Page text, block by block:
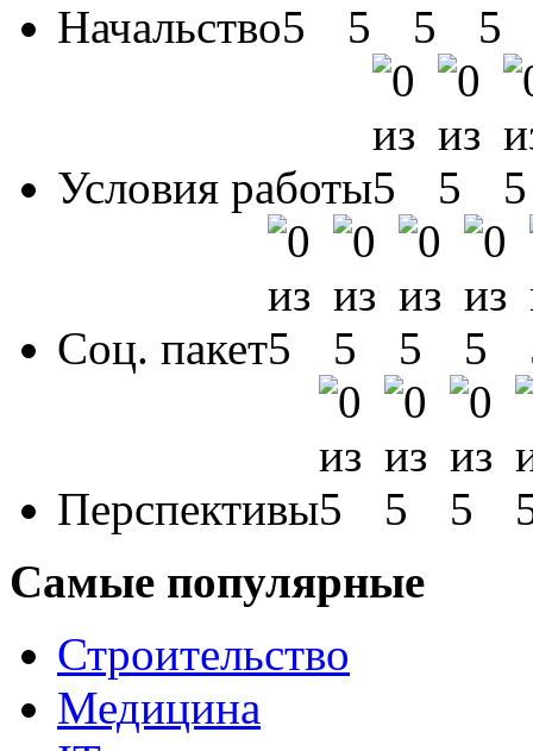
Начальство
Условия работы
Соц. пакет
Перспективы
Самые популярные
Строительство
Медицина